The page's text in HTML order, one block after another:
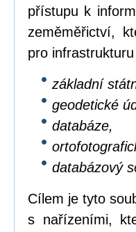
přístupu k
zeměměřictví,
pro
základní
geodetické
databáze,
databázový
Cílem je tyto
s nařízeními,